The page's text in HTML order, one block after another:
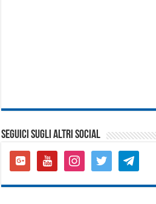
SEGUICI SUGLI ALTRI SOCIAL
google-
plus-
youtubeinstagramtwitter telegram